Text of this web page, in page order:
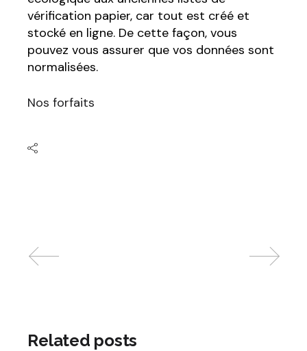
vérification papier, car tout est créé et
stocké en ligne. De cette façon, vous
pouvez vous assurer que vos données sont
normalisées.
Nos forfaits
Related posts